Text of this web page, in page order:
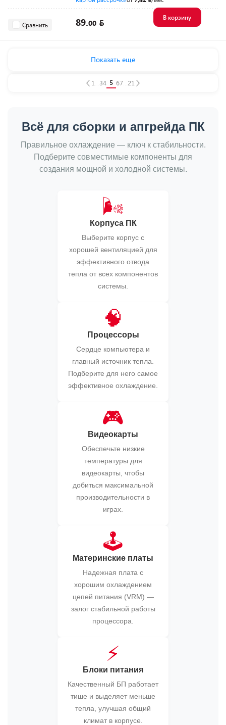
Сравнить 89.00
В корзину
Показать еще
1 34 5 67 21
Всё для сборки и апгрейда ПК
Правильное охлаждение — ключ к стабильности.
Подберите совместимые компоненты для
создания мощной и холодной системы.
🌬️
Корпуса ПК
Выберите корпус с
хорошей вентиляцией для
эффективного отвода
тепла от всех компонентов
системы.
🧠
Процессоры
Сердце компьютера и
главный источник тепла.
Подберите для него самое
эффективное охлаждение.
🎮
Видеокарты
Обеспечьте низкие
температуры для
видеокарты, чтобы
добиться максимальной
производительности в
играх.
🕹️
Материнские платы
Надежная плата с
хорошим охлаждением
цепей питания (VRM) —
залог стабильной работы
процессора.
⚡
Блоки питания
Качественный БП работает
тише и выделяет меньше
тепла, улучшая общий
климат в корпусе.